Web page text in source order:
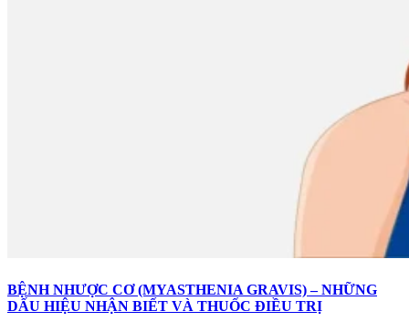
BỆNH NHƯỢC CƠ (MYASTHENIA GRAVIS) – NHỮNG
DẤU HIỆU NHẬN BIẾT VÀ THUỐC ĐIỀU TRỊ